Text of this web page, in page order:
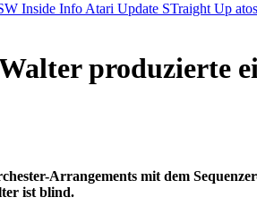
Inside Info Atari Update STraight Up atos
produzierte
Arrangements mit dem
ist blind.